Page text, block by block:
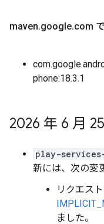
maven.google.com
phone:18.3.1
2026 年 6 月
play-
新には、次の変
リクエス
ました。